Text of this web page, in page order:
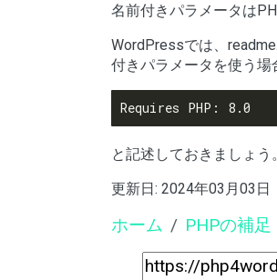
名前付きパラメータは
WordPressでは、
付きパラメータを使う場
と記述しておきましょう。
更新日: 2024年03月03日
ホーム PHPの補足